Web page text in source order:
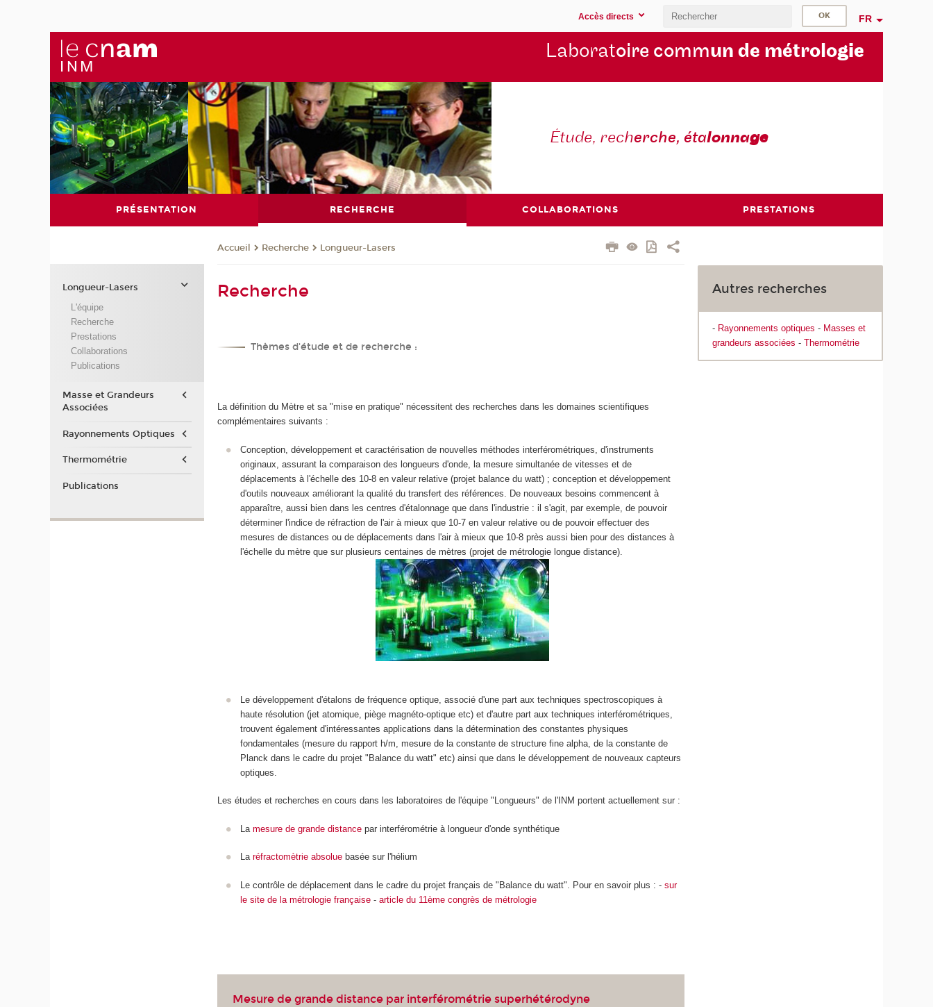
Accès directs FR
Laboratoire commun de métrologie
Étude, recherche, étalonnage
PRÉSENTATION RECHERCHE COLLABORATIONS PRESTATIONS
Accueil Recherche Longueur-Lasers
Recherche
Thèmes d'étude et de recherche :
La définition du Mètre et sa "mise en pratique" nécessitent des recherches dans les domaines scientifiques
complémentaires suivants :
Conception, développement et caractérisation de nouvelles méthodes interférométriques, d'instruments
originaux, assurant la comparaison des longueurs d'onde, la mesure simultanée de vitesses et de
déplacements à l'échelle des 10-8en valeur relative (projet balance du watt) ; conception et développement
d'outils nouveaux améliorant la qualité du transfert des références. De nouveaux besoins commencent à
apparaître, aussi bien dans les centres d'étalonnage que dans l'industrie : il s'agit, par exemple, de pouvoir
déterminer l'indice de réfraction de l'air à mieux que 10-7en valeur relative ou de pouvoir effectuer des
mesures de distances ou de déplacements dans l'air à mieux que 10-8près aussi bien pour des distances à
l'échelle du mètre que sur plusieurs centaines de mètres (projet de métrologie longue distance).
Le développement d'étalons de fréquence optique, associé d'une part aux techniques spectroscopiques à
haute résolution (jet atomique, piège magnéto-optique etc) et d'autre part aux techniques interférométriques,
trouvent également d'intéressantes applications dans la détermination des constantes physiques
fondamentales (mesure du rapport h/m, mesure de la constante de structure fine alpha, de la constante de
Planck dans le cadre du projet "Balance du watt" etc) ainsi que dans le développement de nouveaux capteurs
optiques.
Les études et recherches en cours dans les laboratoires de l'équipe "Longueurs" de l'INM portent actuellement sur :
La mesure de grande distancepar interférométrie à longueur d'onde synthétique
La réfractomètrie absoluebasée sur l'hélium
Le contrôle de déplacement dans le cadre du projet français de "Balance du watt". Pour en savoir plus : - sur
le site de la métrologie française- article du 11èmecongrès de métrologie
Mesure de grande distance par interférométrie superhétérodyne
Autres recherches
- Rayonnements optiques - Masses et
grandeurs associées -Thermométrie
Longueur-Lasers
L'équipe
Recherche
Prestations
Collaborations
Publications
Masse et Grandeurs
Associées
Rayonnements Optiques
Thermométrie
Publications